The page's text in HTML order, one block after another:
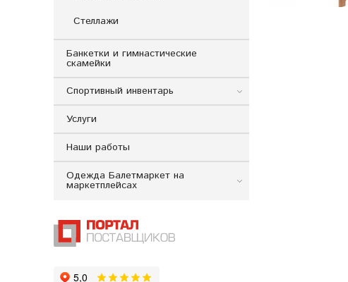
Стеллажи
Банкетки и гимнастические
скамейки
Спортивный инвентарь
Услуги
Наши работы
Одежда Балетмаркет на
маркетплейсах